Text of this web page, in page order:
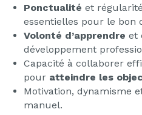
Ponctualité et
essentielles pour le bon
Volonté d’apprendre et
développement
Capacité à collaborer
pour atteindre les
Motivation, dynamisme
manuel.